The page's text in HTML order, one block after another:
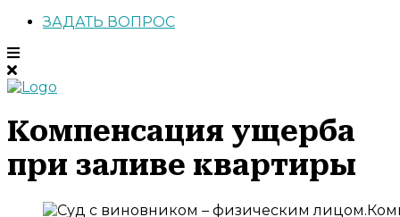
ЗАДАТЬ ВОПРОС
Компенсация ущерба
при заливе квартиры